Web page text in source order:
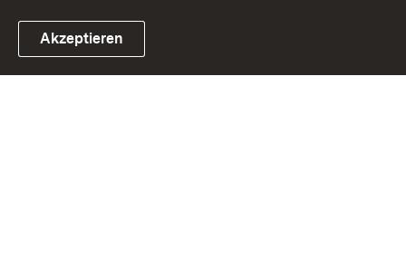
Link zum Landesportal
Akzeptieren